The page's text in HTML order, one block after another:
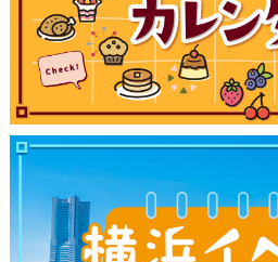
ブログ記事
サイトについて